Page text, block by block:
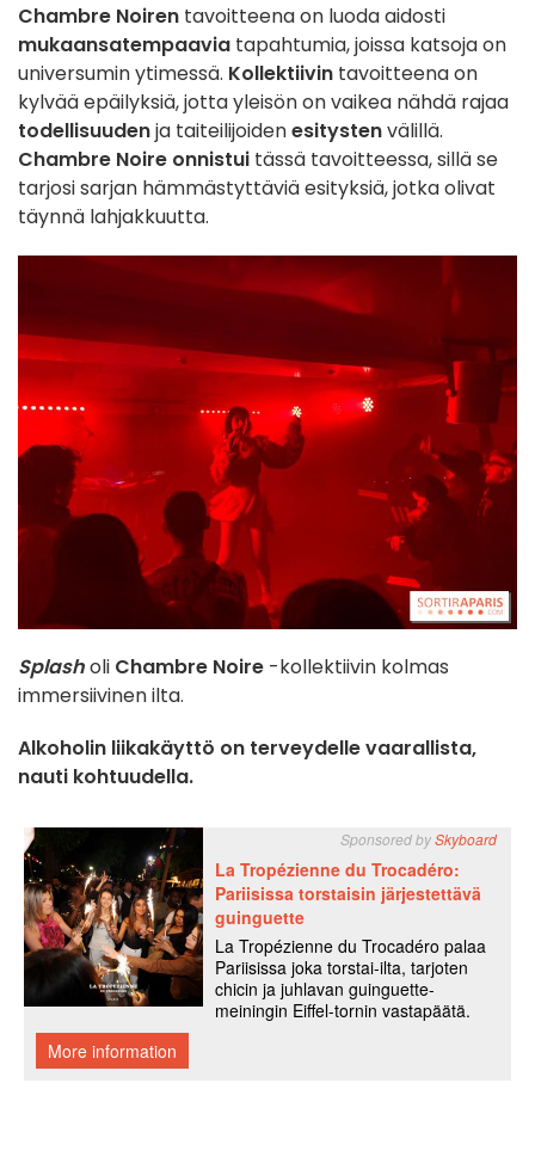
Chambre Noiren tavoitteena on luoda aidosti
mukaansatempaavia tapahtumia, joissa katsoja on
universumin ytimessä. Kollektiivin tavoitteena on
kylvää epäilyksiä, jotta yleisön on vaikea nähdä rajaa
todellisuudenja taiteilijoidenesitystenvälillä.
Chambre Noire onnistui tässä tavoitteessa, sillä se
tarjosi sarjan hämmästyttäviä esityksiä, jotka olivat
täynnä lahjakkuutta.
Splasholi Chambre Noire -kollektiivin kolmas
immersiivinen ilta.
Alkoholin liikakäyttö on terveydelle vaarallista,
nauti kohtuudella.